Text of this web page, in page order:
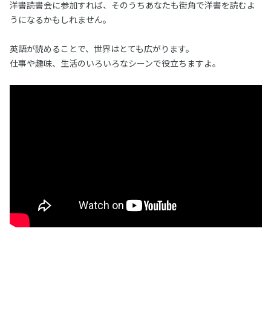
洋書読書会に参加すれば、そのうちあなたも街角で洋書を読むよ
うになるかもしれません。
英語が読めることで、世界はとても広がります。
仕事や趣味、生活のいろいろなシーンで役立ちますよ。